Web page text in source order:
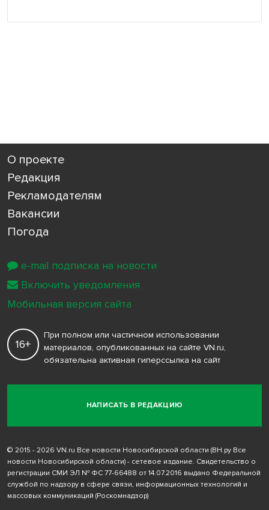
О проекте
Редакция
Рекламодателям
Вакансии
Погода
НАПИСАТЬ В РЕДАКЦИЮ
16+
При полном или частичном использовании
материалов, опубликованных на сайте VN.ru,
обязательна активная гиперссылка на сайт
© 2015 - 2026 VN.ru Все новости Новосибирской области (ВН.ру Все
новости Новосибирской области) - сетевое издание. Свидетельство о
регистрации СМИ ЭЛ № ФС 77-66488 от 14.07.2016 выдано Федеральной
службой по надзору в сфере связи, информационных технологий и
массовых коммуникаций (Роскомнадзор)
e-mail подписка на новости
Включить уведомления
Мобильная версия сайта